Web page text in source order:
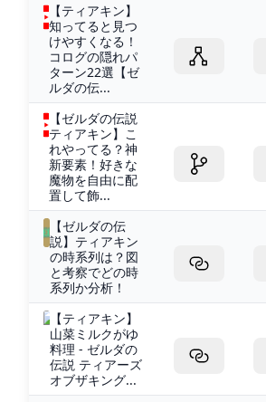
【ティアキン】
知ってると見つ
けやすくなる！
コログの隠れパ
ターン22選【ゼ
ルダの伝...
【ゼルダの伝説
ティアキン】こ
れやってる？神
新要素！好きな
魔物を自由に配
置して飾...
【ゼルダの伝
説】ティアキン
の時系列は？図
と考察でどの時
系列か分析！
【ティアキン】
山菜ミルクがゆ
料理 - ゼルダの
伝説 ティアーズ
オブザキング...